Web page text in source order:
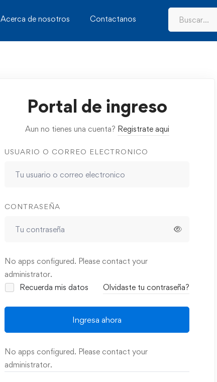
Acerca de nosotros Contactanos
Portal de ingreso
Aun no tienes una cuenta? Registrate aqui
USUARIO O CORREO ELECTRONICO
CONTRASEÑA
No apps configured. Please contact your
administrator.
Recuerda mis datos
Olvidaste tu contraseña?
Ingresa ahora
No apps configured. Please contact your
administrator.